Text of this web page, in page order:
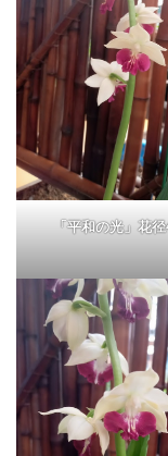
「平和の光」花